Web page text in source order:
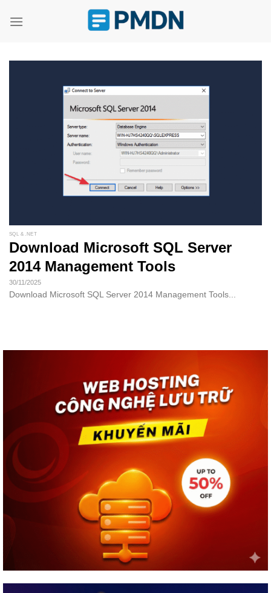
SQL & .NET
Download Microsoft SQL Server
2014 Management Tools
30/11/2025
Download Microsoft SQL Server 2014 Management Tools...